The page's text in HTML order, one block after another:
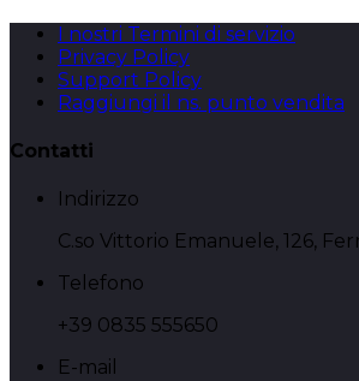
I nostri Termini di servizio
Privacy Policy
Support Policy
Raggiungi il ns. punto vendita
Contatti
Indirizzo
C.so Vittorio Emanuele, 126,
Telefono
+39 0835 555650
E-mail